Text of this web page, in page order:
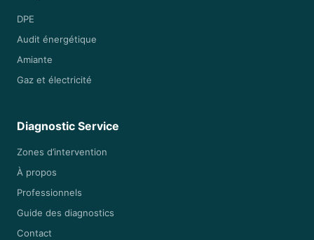
DPE
Audit énergétique
Amiante
Gaz et électricité
Diagnostic Service
Zones d’intervention
À propos
Professionnels
Guide des diagnostics
Contact